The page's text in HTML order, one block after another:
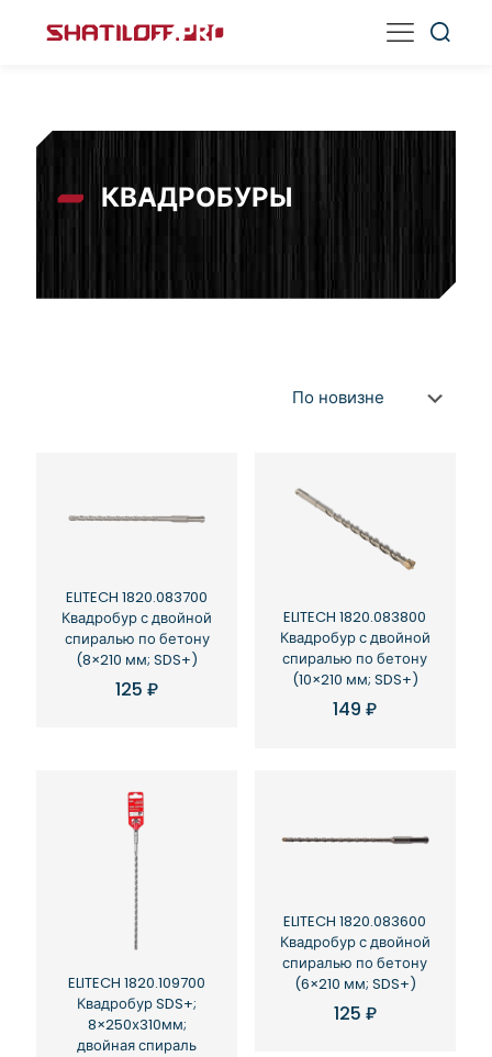
КВАДРОБУРЫ
ELITECH 1820.083700
Квадробур с двойной
спиралью по бетону
(8×210 мм; SDS+)
125₽
ELITECH 1820.083800
Квадробур с двойной
спиралью по бетону
(10×210 мм; SDS+)
149₽
ELITECH 1820.109700
Квадробур SDS+;
8×250х310мм;
двойная спираль
ELITECH 1820.083600
Квадробур с двойной
спиралью по бетону
(6×210 мм; SDS+)
125 ₽